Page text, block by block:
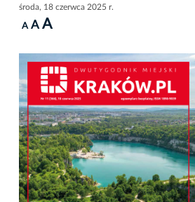
środa, 18 czerwca 2025 r.
A A A